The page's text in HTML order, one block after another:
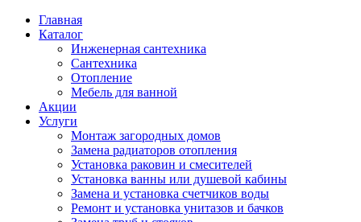
Главная
Каталог
Инженерная сантехника
Сантехника
Отопление
Мебель для ванной
Акции
Услуги
Монтаж загородных домов
Замена радиаторов отопления
Установка раковин и смесителей
Установка ванны или душевой кабины
Замена и установка счетчиков воды
Ремонт и установка унитазов и бачков